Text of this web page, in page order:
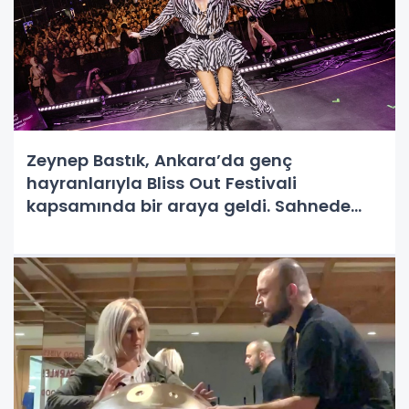
Zeynep Bastık, Ankara’da genç
hayranlarıyla Bliss Out Festivali
kapsamında bir araya geldi. Sahnede